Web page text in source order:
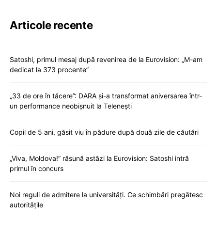
Articole recente
Satoshi, primul mesaj după revenirea de la Eurovision: „M-am
dedicat la 373 procente”
„33 de ore în tăcere”: DARA și-a transformat aniversarea într-
un performance neobișnuit la Telenești
Copil de 5 ani, găsit viu în pădure după două zile de căutări
„Viva, Moldova!” răsună astăzi la Eurovision: Satoshi intră
primul în concurs
Noi reguli de admitere la universități. Ce schimbări pregătesc
autoritățile